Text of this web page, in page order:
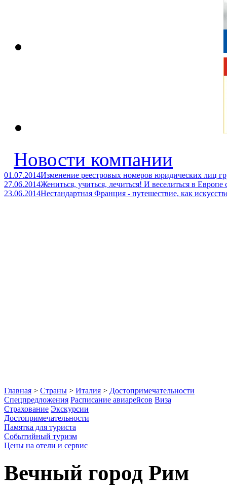
Новости компании
01.07.2014Изменение реестровых номеров юридических лиц
27.06.2014Жениться, учиться, лечиться! И веселиться в
23.06.2014Нестандартная Франция - путешествие, как
Главная > Страны > Италия > Достопримечательности
Спецпредложения Расписание авиарейсов Виза
Страхование Экскурсии
Достопримечательности
Памятка для туриста
Событийный туризм
Цены на отели и сервис
Вечный город Рим